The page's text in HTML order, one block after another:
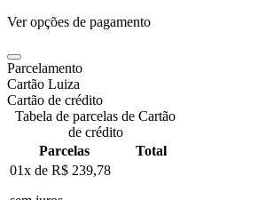
Ver opções de pagamento
Parcelamento
Cartão Luiza
Cartão de crédito
Tabela de parcelas de Cartão
de crédito
Parcelas
Total
01x de R$ 239,78